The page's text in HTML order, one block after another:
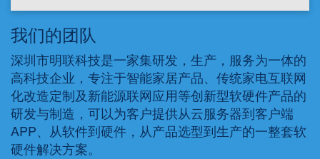
我们的团队
深圳市明联科技是一家集研发，生产，服务为一体的
高科技企业，专注于智能家居产品、传统家电互联网
化改造定制及新能源联网应用等创新型软硬件产品的
研发与制造，可以为客户提供从云服务器到客户端
APP、从软件到硬件，从产品选型到生产的一整套软
硬件解决方案。